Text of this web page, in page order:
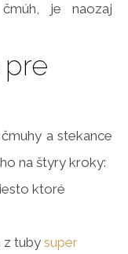
je naozaj
a stekance
na štyry kroky:
ktoré
z tubysuper